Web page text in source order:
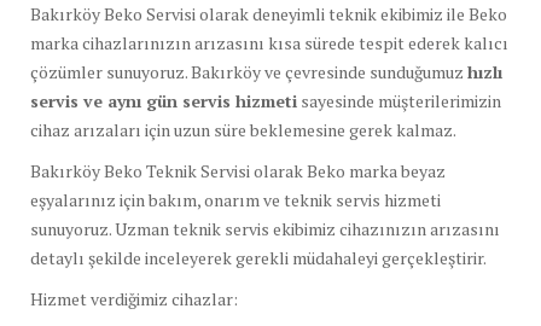
BakırköyBeko Servisi olarakdeneyimli teknikekibimiz ile Beko
marka cihazlarınızın arızasını kısa sürede tespit ederek kalıcı
çözümler sunuyoruz.Bakırköyve çevresinde sunduğumuz hızlı
servis ve aynı gün servis hizmeti sayesinde müşterilerimizin
cihaz arızaları için uzun süre beklemesine gerek kalmaz.
BakırköyBeko TeknikServisi olarakBeko marka beyaz
eşyalarınız için bakım,onarım ve teknik servis hizmeti
sunuyoruz.Uzman teknik servis ekibimiz cihazınızın arızasını
detaylı şekilde inceleyerekgerekli müdahaleyi gerçekleştirir.
Hizmet verdiğimiz cihazlar: